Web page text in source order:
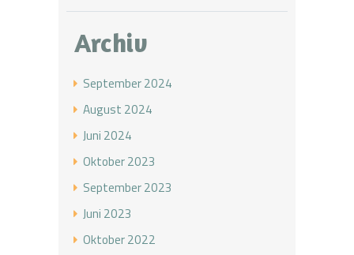
Archiv
September 2024
August 2024
Juni 2024
Oktober 2023
September 2023
Juni 2023
Oktober 2022